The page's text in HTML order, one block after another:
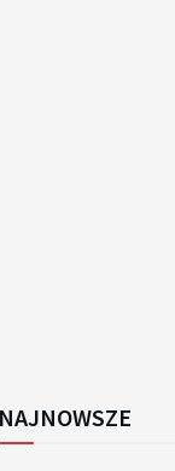
NAJNOWSZE